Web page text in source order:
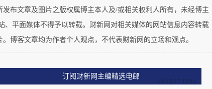
被告。
，通常是在两国双边投资协定的框架下解决的，投
美这两大世界经济体至今尚未达成双边投资协定。自
文章及图片之版权属博主本人及/或相关权利人所有，未经博主
、平面媒体不得予以转载。财新网对相关媒体的网站信息内容转载
博客文章均为作者个人观点，不代表财新网的立场和观点。
订阅财新网主编精选电邮